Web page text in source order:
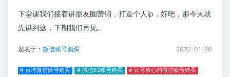
下堂课我们接着讲朋友圈营销，打造个人ip，好吧，那今天就
先讲到这，下期我们再见。
发表于： 微信账号购买 2022-01-20
# 台湾微信账号购买 # 微信62账号购买
# 认可放心的微信账号购买